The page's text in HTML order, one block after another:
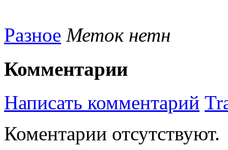
Разное Меток нетн
Комментарии
Написать комментарий
Коментарии отсутствуют.